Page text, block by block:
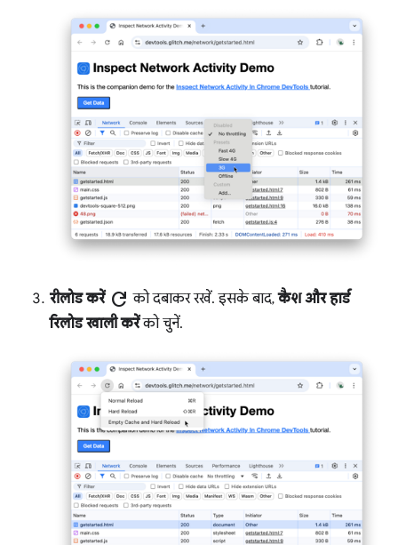
रीलोड करें refresh को दबाकर रखें. इसके बाद,कैश और हार्ड
रिलोड खाली करेंको चुनें.